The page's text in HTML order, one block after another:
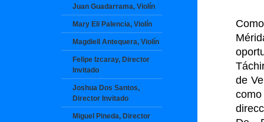
Juan Guadarrama, Violín
Mary Eli Palencia, Violín
Magdiell Antequera, Violín
Felipe Izcaray, Director
Invitado
Joshua Dos Santos,
Director Invitado
Miguel Pineda, Director
de
como